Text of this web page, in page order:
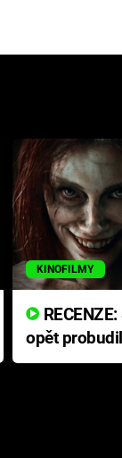
KINOFILMY
opět
přichází s